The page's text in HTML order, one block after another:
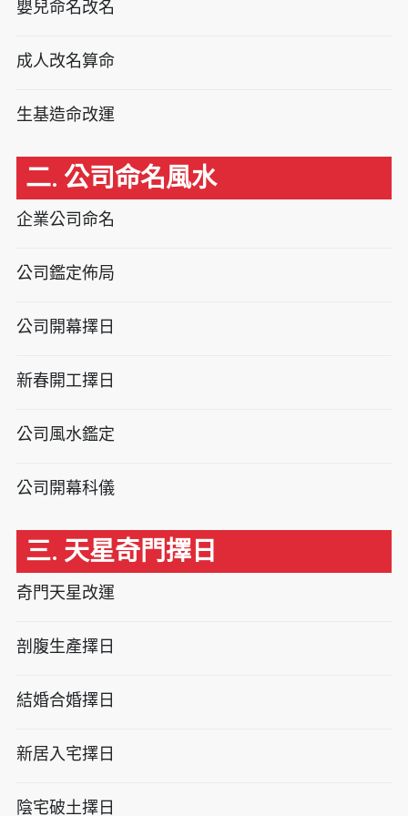
嬰兒命名改名
成人改名算命
生基造命改運
二. 公司命名風水
企業公司命名
公司鑑定佈局
公司開幕擇日
新春開工擇日
公司風水鑑定
公司開幕科儀
三. 天星奇門擇日
奇門天星改運
剖腹生產擇日
結婚合婚擇日
新居入宅擇日
陰宅破土擇日